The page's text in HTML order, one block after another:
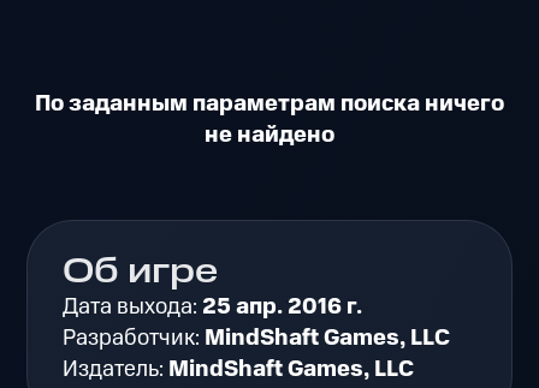
По заданным параметрам поиска ничего
не найдено
Об игре
Дата выхода: 25 апр. 2016 г.
Разработчик: MindShaft Games, LLC
Издатель: MindShaft Games, LLC